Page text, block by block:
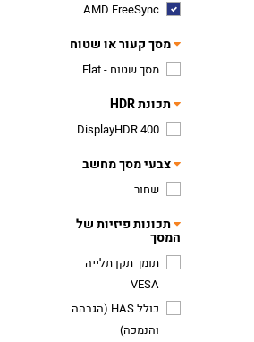
AMD FreeSync
מסך קעור או שטוח
מסך שטוח - Flat
תכונת HDR
DisplayHDR 400
צבעי מסך מחשב
שחור
תכונות פיזיות של
המסך
תומך תקן תלייה
VESA
כולל HAS (הגבהה
והנמכה)